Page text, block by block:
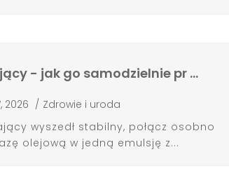
- jak go samodzielnie pr …
2026 / Zdrowie i uroda
wyszedł stabilny, połącz osobno
olejową w jedną emulsję z...